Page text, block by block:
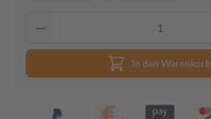
In den Warenkorb